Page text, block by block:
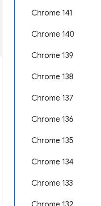
Chrome 141
Chrome 140
Chrome 139
Chrome 138
Chrome 137
Chrome 136
Chrome 135
Chrome 134
Chrome 133